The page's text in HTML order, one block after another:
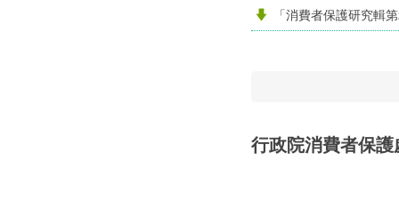
「消費者保護研究輯
行政院消費者保